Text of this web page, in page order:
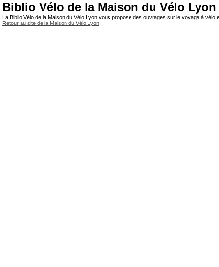
Biblio Vélo de la Maison du Vélo Lyon
La Biblio Vélo de la Maison du Vélo Lyon vous propose des ouvrages sur le voyage à
Retour au site de la Maison du Vélo Lyon